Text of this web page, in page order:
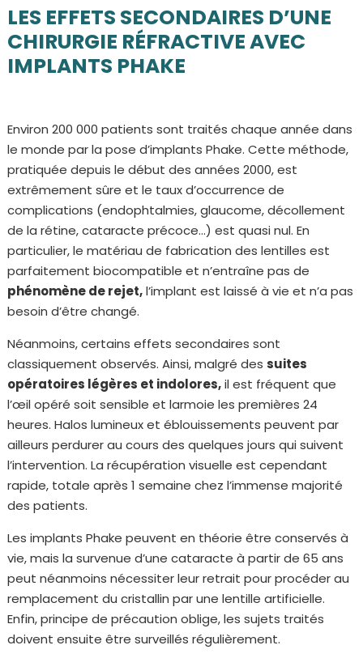
LES EFFETS SECONDAIRES D’UNE
CHIRURGIE RÉFRACTIVE AVEC
IMPLANTS PHAKE
Environ 200 000 patients sont traités chaque année dans
le monde par la pose d’implants Phake. Cette méthode,
pratiquée depuis le début des années 2000, est
extrêmement sûre et le taux d’occurrence de
complications (endophtalmies, glaucome, décollement
de la rétine, cataracte précoce…) est quasi nul. En
particulier, le matériau de fabrication des lentilles est
parfaitement biocompatible et n’entraîne pas de
phénomène de rejet,l’implant est laissé à vie et n’a pas
besoin d’être changé.
Néanmoins, certains effets secondaires sont
classiquement observés. Ainsi, malgré des suites
opératoires légères et indolores,il est fréquent que
l’œil opéré soit sensible et larmoie les premières 24
heures. Halos lumineux et éblouissements peuvent par
ailleurs perdurer au cours des quelques jours qui suivent
l’intervention. La récupération visuelle est cependant
rapide, totale après 1 semaine chez l’immense majorité
des patients.
Les implants Phake peuvent en théorie être conservés à
vie, mais la survenue d’une cataracte à partir de 65 ans
peut néanmoins nécessiter leur retrait pour procéder au
remplacement du cristallin par une lentille artificielle.
Enfin, principe de précaution oblige, les sujets traités
doivent ensuite être surveillés régulièrement.